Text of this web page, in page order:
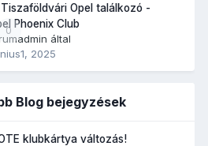
0
Tiszaföldvári Opel találkozó -
Phoenix Club
által
2025
Blog bejegyzések
klubkártya változás!